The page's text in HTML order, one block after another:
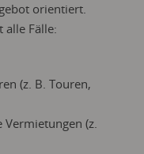
orientiert.
alle Fälle:
(z. B. Touren,
Vermietungen (z.